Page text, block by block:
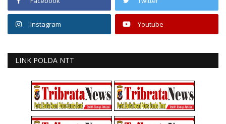
Instagram Youtube
LINK POLDA NTT